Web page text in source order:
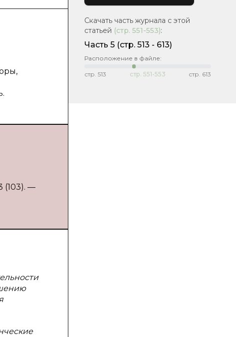
(103). —
Скачать часть журнала с этой
статьей (стр. 551-553):
Часть 5 (cтр. 513 - 613)
Расположение в файле:
стр. 513 стр. 551-553 стр. 613